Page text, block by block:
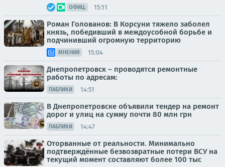
ОФИЦ. 15:11
Роман Голованов: В Корсуни тяжело заболел
князь, победивший в междоусобной борьбе и
подчинивший огромную территорию
МНЕНИЯ 15:04
Днепропетровск – проводятся ремонтные
работы по адресам:
ПАБЛИКИ 14:51
В Днепропетровске объявили тендер на ремонт
дорог и улиц на сумму почти 80 млн грн
ПАБЛИКИ 14:47
Оторванные от реальности. Минимально
подтверждённые безвозвратные потери ВСУ на
текущий момент составляют более 100 тыс